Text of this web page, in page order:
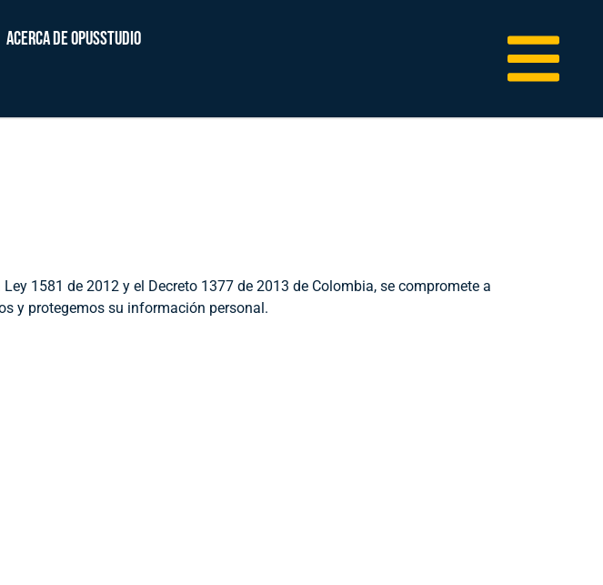
ACERCA DE OPUSSTUDIO
1581 de 2012 y el Decreto 1377 de 2013 de Colombia, se compromete a
y protegemos su información personal.